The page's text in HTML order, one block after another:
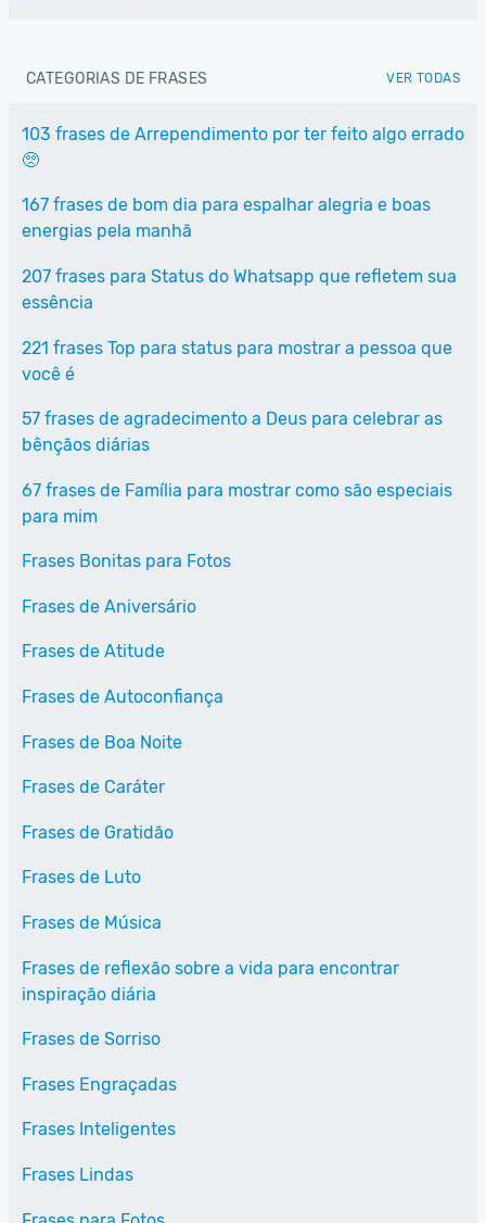
CATEGORIAS DE FRASES VER TODAS
103 frases de Arrependimento por ter feito algo errado
🥺
167 frases de bom dia para espalhar alegria e boas
energias pela manhã
207 frases para Status do Whatsapp que refletem sua
essência
221 frases Top para status para mostrar a pessoa que
você é
57 frases de agradecimento a Deus para celebrar as
bênçãos diárias
67 frases de Família para mostrar como são especiais
para mim
Frases Bonitas para Fotos
Frases de Aniversário
Frases de Atitude
Frases de Autoconfiança
Frases de Boa Noite
Frases de Caráter
Frases de Gratidão
Frases de Luto
Frases de Música
Frases de reflexão sobre a vida para encontrar
inspiração diária
Frases de Sorriso
Frases Engraçadas
Frases Inteligentes
Frases Lindas